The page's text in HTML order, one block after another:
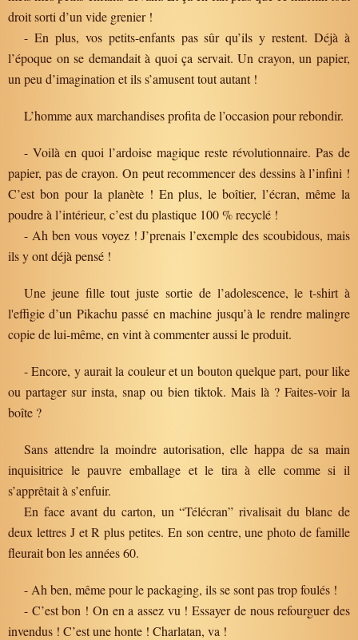
droit sorti d’un vide grenier !
- En plus, vos petits-enfants pas sûr qu’ils y restent. Déjà à
l’époque on se demandait à quoi ça servait. Un crayon, un papier,
un peu d’imagination et ils s’amusent tout autant !
L’homme aux marchandises profita de l’occasion pour rebondir.
- Voilà en quoi l’ardoise magique reste révolutionnaire. Pas de
papier, pas de crayon. On peut recommencer des dessins à l’infini !
C’est bon pour la planète ! En plus, le boîtier, l’écran, même la
poudre à l’intérieur, c’est du plastique 100 % recyclé !
- Ah ben vous voyez ! J’prenais l’exemple des scoubidous, mais
ils y ont déjà pensé !
Une jeune fille tout juste sortie de l’adolescence, le t-shirt à
l'effigie d’un Pikachu passé en machine jusqu’à le rendre malingre
copie de lui-même, en vint à commenter aussi le produit.
- Encore, y aurait la couleur et un bouton quelque part, pour like
ou partager sur insta, snap ou bien tiktok. Mais là ? Faites-voir la
boîte ?
Sans attendre la moindre autorisation, elle happa de sa main
inquisitrice le pauvre emballage et le tira à elle comme si il
s’apprêtait à s’enfuir.
En face avant du carton, un “Télécran” rivalisait du blanc de
deux lettres J et R plus petites. En son centre, une photo de famille
fleurait bon les années 60.
- Ah ben, même pour le packaging, ils se sont pas trop foulés !
- C’est bon ! On en a assez vu ! Essayer de nous refourguer des
invendus ! C’est une honte ! Charlatan, va !